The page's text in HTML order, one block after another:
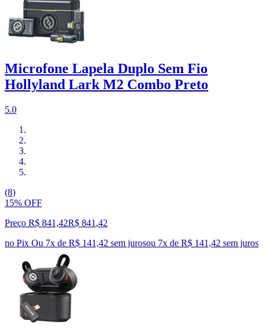
Microfone Lapela Duplo Sem Fio
Hollyland Lark M2 Combo Preto
5.0
(8)
15% OFF
Preço R$ 841,42R$ 841 ,42
no Pix Ou 7x de R$ 141,42 sem jurosou 7x de R$ 141,42 sem juros